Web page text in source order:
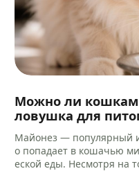
Можно ли кошкам
ловушка для
Майонез — популярный
о попадает в кошачью
еской еды. Несмотря на